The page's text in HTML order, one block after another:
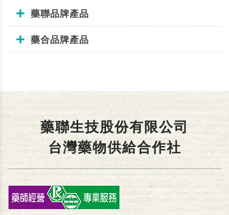
藥聯品牌產品
藥合品牌產品
藥聯生技股份有限公司
台灣藥物供給合作社